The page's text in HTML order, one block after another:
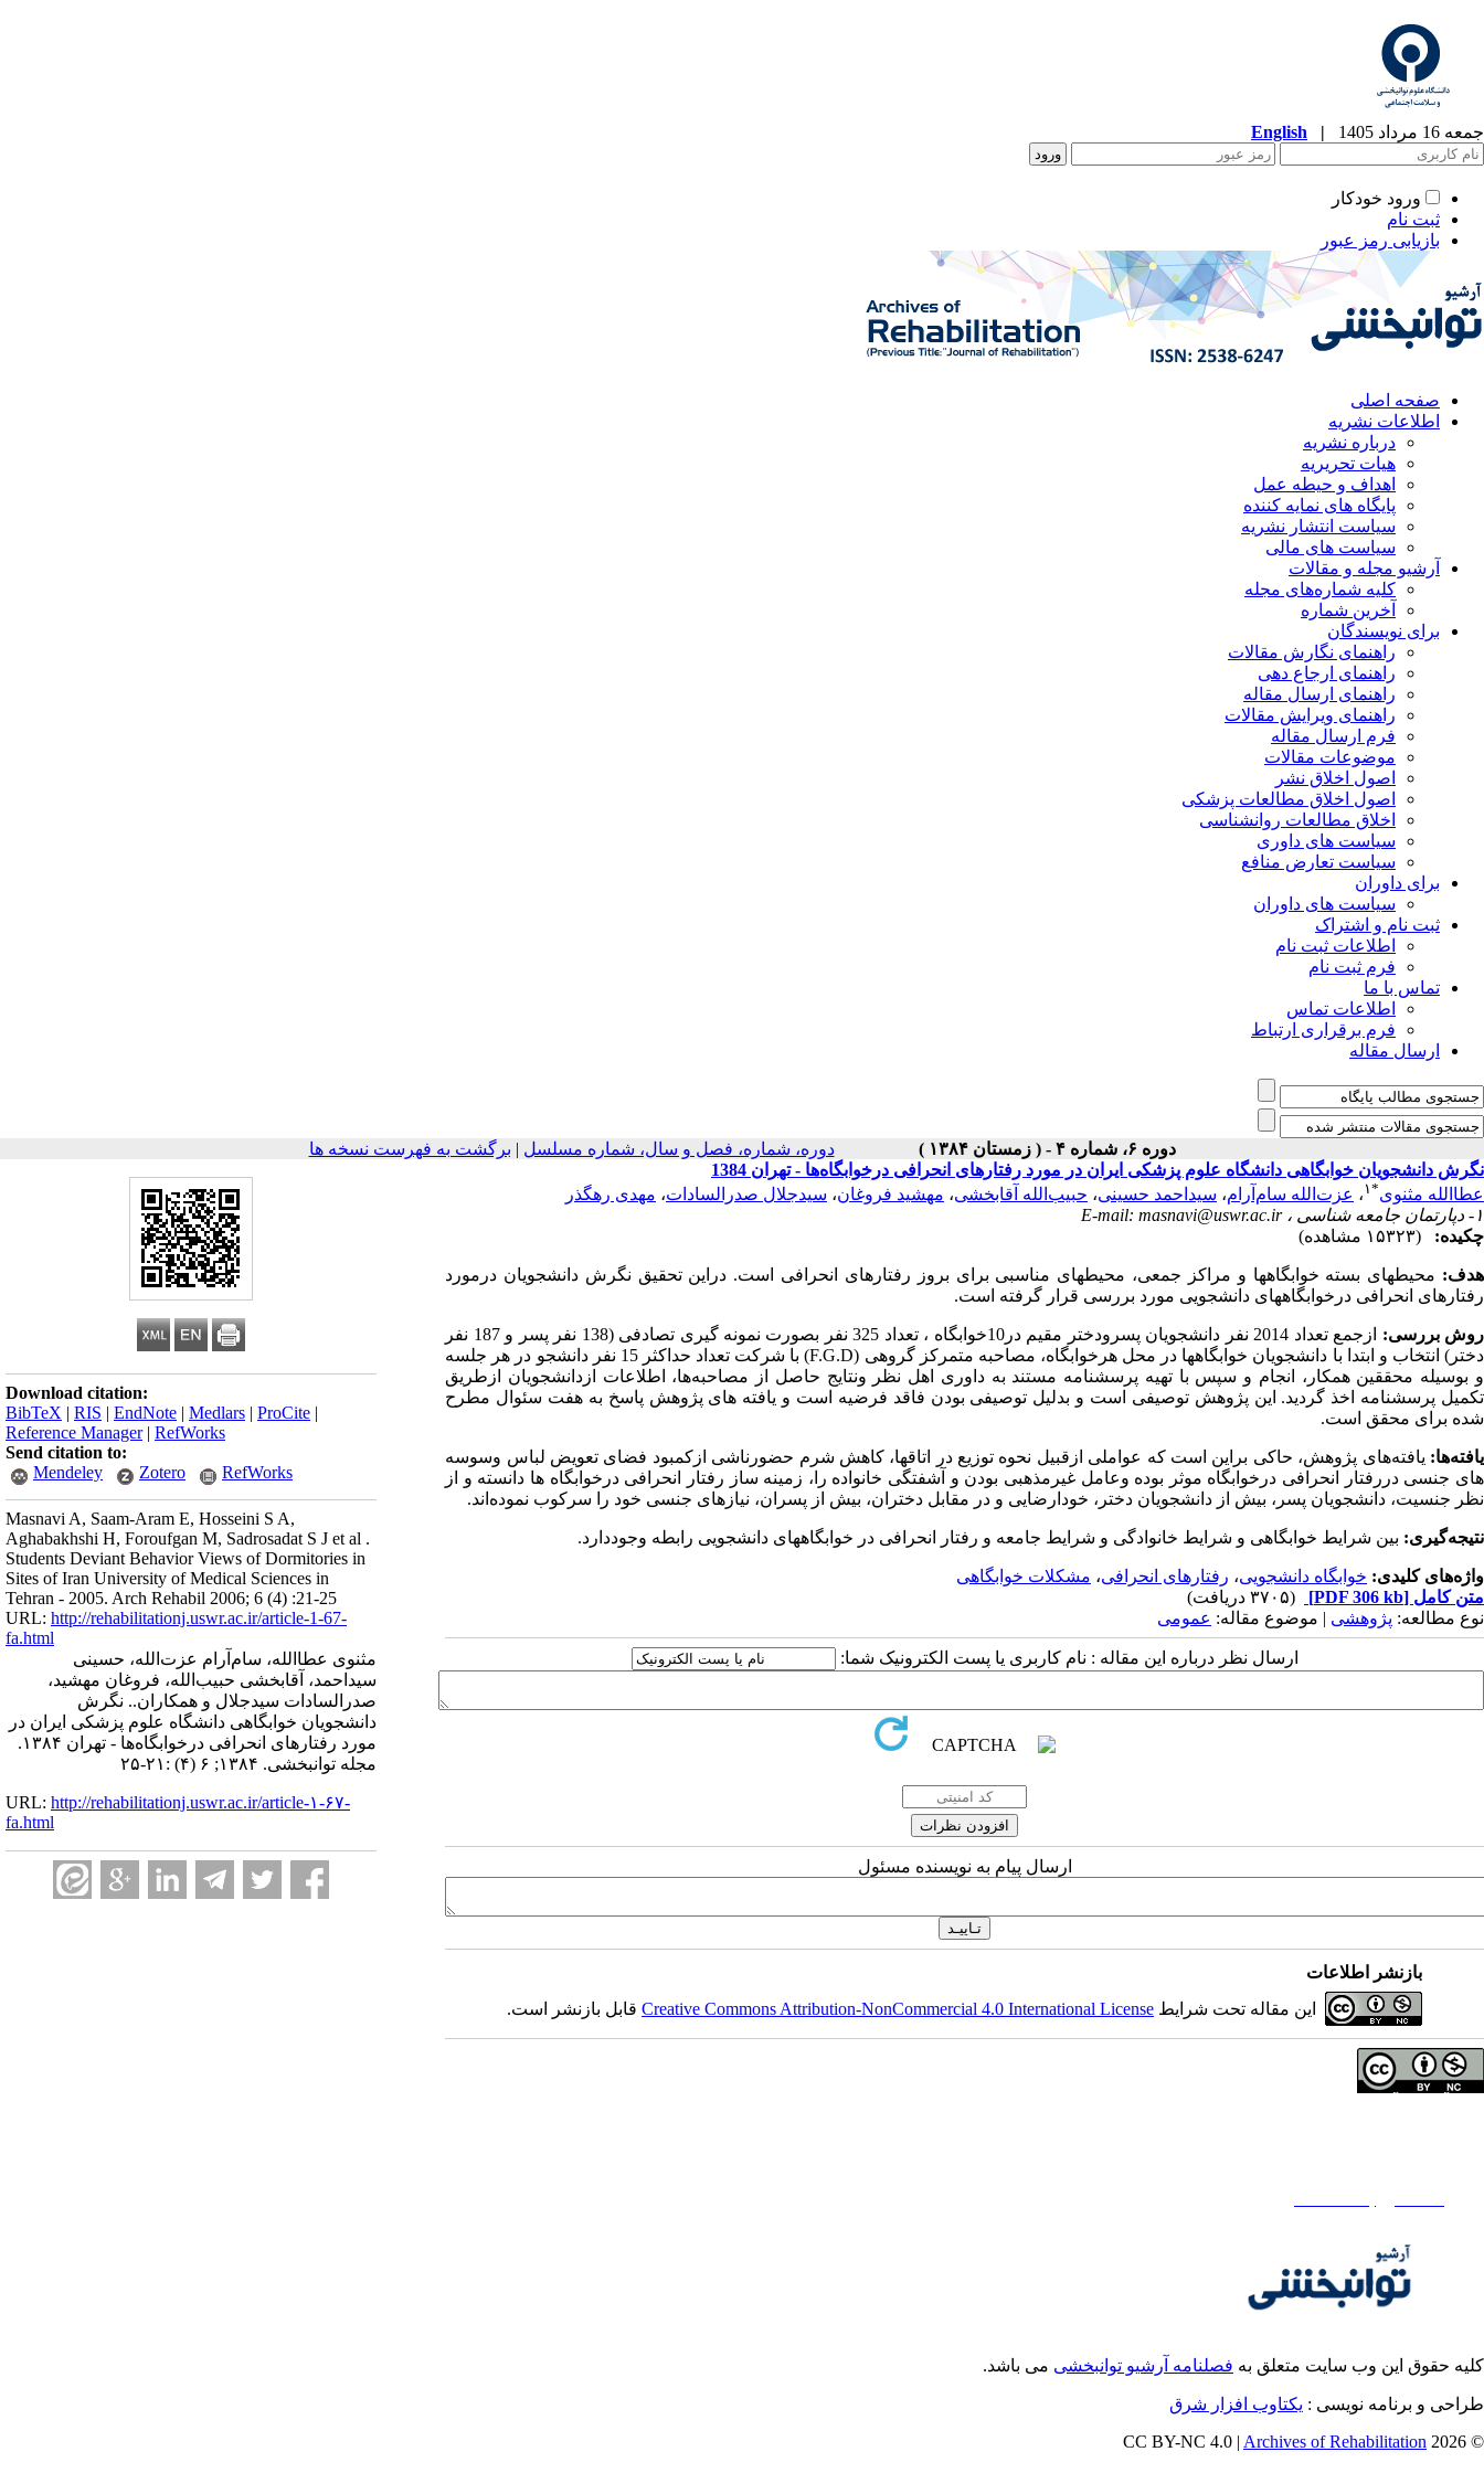
جمعه 16 مرداد 1405 |
English
ورود خودکار
ثبت نام
بازیابی رمز عبور
صفحه اصلی
اطلاعات نشریه
درباره نشریه
هیات تحریریه
اهداف و حیطه عمل
پایگاه های نمایه کننده
سیاست انتشار نشریه
سیاست های مالی
آرشیو مجله و مقالات
کلیه شماره‌های مجله
آخرین شماره
برای نویسندگان
راهنمای نگارش مقالات
راهنمای ارجاع دهی
راهنمای ارسال مقاله
راهنمای ویرایش مقالات
فرم ارسال مقاله
موضوعات مقالات
اصول اخلاق نشر
اصول اخلاق مطالعات پزشکی
اخلاق مطالعات روانشناسی
سیاست های داوری
سیاست تعارض منافع
برای داوران
سیاست های داوران
ثبت نام و اشتراک
اطلاعات ثبت نام
فرم ثبت نام
تماس با ما
اطلاعات تماس
فرم برقراری ارتباط
ارسال مقاله
دوره ۶، شماره ۴ - ( زمستان ۱۳۸۴ ) دوره، شماره، فصل و سال، شماره مسلسل | برگشت به فهرست نسخه ها
Download citation:
BibTeX | RIS | EndNote | Medlars | ProCite |
Reference Manager| RefWorks
Send citation to:
Mendeley
Zotero RefWorks
Masnavi A, Saam-Aram E, Hosseini S A,
Aghabakhshi H, Foroufgan M, Sadrosadat S J et al .
Students Deviant Behavior Views of Dormitories in
Sites of Iran University of Medical Sciences in
Tehran - 2005. Arch Rehabil 2006; 6 (4) :21-25
URL: http://rehabilitationj.uswr.ac.ir/article-1-67-
fa.html
مثنوی عطاالله، سام‌آرام عزت‌الله، حسینی
سیداحمد، آقابخشی حبیب‌الله، فروغان مهشید،
صدرالسادات سیدجلال و همکاران.. نگرش
دانشجویان خوابگاهی دانشگاه علوم پزشکی ایران در
مورد رفتارهای انحرافی درخوابگاه‌ها - تهران ۱۳۸۴.
مجله توانبخشی. ۱۳۸۴; ۶ (۴) :۲۱-۲۵
URL: http://rehabilitationj.uswr.ac.ir/article-۱-۶۷-
fa.html
نگرش دانشجویان خوابگاهی دانشگاه علوم پزشکی ایران در مورد رفتارهای انحرافی درخوابگاه‌ها - تهران 1384
عطاالله مثنوی*۱ ، عزت‌الله سام‌آرام، سیداحمد حسینی، حبیب‌الله آقابخشی، مهشید فروغان، سیدجلال صدرالسادات، مهدی رهگذر
۱- دپارتمان جامعه شناسی ،
E-mail: masnavi@uswr.ac.ir
چکیده:
(۱۵۳۲۳ مشاهده)
هدف: محیطهای بسته خوابگاهها و مراکز جمعی، محیطهای مناسبی برای بروز رفتارهای انحرافی است. دراین تحقیق نگرش دانشجویان درمورد
رفتارهای انحرافی درخوابگاههای دانشجویی مورد بررسی قرار گرفته است.
روش بررسی:
ازجمع تعداد 2014 نفر دانشجویان پسرودختر مقیم در10خوابگاه ، تعداد 325 نفر بصورت نمونه گیری تصادفی (138 نفر پسر و 187 نفر
دختر) انتخاب و ابتدا با دانشجویان خوابگاهها در محل هرخوابگاه، مصاحبه متمرکز گروهی (F.G.D) با شرکت تعداد حداکثر 15 نفر دانشجو در هر جلسه
و بوسیله محققین همکار، انجام و سپس با تهیه پرسشنامه مستند به داوری اهل نظر ونتایج حاصل از مصاحبه‌ها، اطلاعات ازدانشجویان ازطریق
تکمیل پرسشنامه اخذ گردید. این پژوهش توصیفی است و بدلیل توصیفی بودن فاقد فرضیه است و یافته های پژوهش پاسخ به هفت سئوال مطرح
شده برای محقق است.
یافته‌ها: یافته‌های پژوهش، حاکی براین است که عواملی ازقبیل نحوه توزیع در اتاقها، کاهش شرم حضورناشی ازکمبود فضای تعویض لباس وسوسه
های جنسی دررفتار انحرافی درخوابگاه موثر بوده وعامل غیرمذهبی بودن و آشفتگی خانواده را، زمینه ساز رفتار انحرافی درخوابگاه ها دانسته و از
نظر جنسیت، دانشجویان پسر، بیش از دانشجویان دختر، خودارضایی و در مقابل دختران، بیش از پسران، نیازهای جنسی خود را سرکوب نموده‌اند.
نتیجه‌گیری: ‌بین شرایط خوابگاهی و شرایط خانوادگی و شرایط جامعه و رفتار انحرافی در خوابگاههای دانشجویی رابطه وجوددارد.
واژه‌های کلیدی: ‌خوابگاه دانشجویی، رفتارهای انحرافی، مشکلات خوابگاهی
متن کامل [PDF 306 kb]
(۳۷۰۵ دریافت)
نوع مطالعه: پژوهشی | موضوع مقاله: عمومى
ارسال نظر درباره این مقاله : نام کاربری یا پست الکترونیک شما:
ارسال پیام به نویسنده مسئول
بازنشر اطلاعات
این مقاله تحت شرایط Creative Commons Attribution-NonCommercial 4.0 International Licenseقابل بازنشر است.
کلیه حقوق این وب سایت متعلق به فصلنامه آرشیو توانبخشی می باشد.
طراحی و برنامه نویسی : یکتاوب افزار شرق
© 2026 CC BY-NC 4.0 |
Archives of Rehabilitation